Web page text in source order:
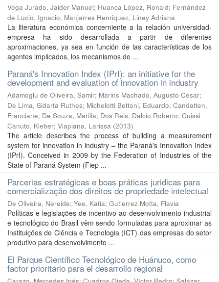
Vega Jurado, Jaider Manuel; Huanca López, Ronald; Fernández
de Lucio, Ignacio; Manjarres Henriquez, Liney Adriana
La literatura económica concerniente a la relación universidad-
empresa ha sido desarrollada a partir de diferentes
aproximaciones, ya sea en función de las características de los
agentes implicados, los mecanismos de ...
Paraná's Innovation Index (IPrI): an initiative for the
development and evaluation of innovation in industry
Adamoglu de Oliveira, Samir; Marins Machado, Augusto Cesar;
De Lima, Sidarta Ruthes; Michelotti Bettoni, Eduardo; Candatten,
Franciane; De Souza, Marilia; Dos Reis, Dalcio Roberto; Cuissi
Canuto, Kleber; Viapiana, Larissa (2013)
The article describes the process of building a measurement
system for innovation in industry – the Paraná's Innovation Index
(IPrI). Conceived in 2009 by the Federation of Industries of the
State of Paraná System (Fiep ...
Parcerias estratégicas e boas práticas juridicas para
comercialização dos direitos de propriedade intelectual
De Oliveira, Nereide; Yee, Katia; Gutierrez Motta, Flavia
Políticas e legislações de incentivo ao desenvolvimento industrial
e tecnológico do Brasil vêm sendo formuladas para aproximar as
Instituições de Ciência e Tecnologia (ICT) das empresas do setor
produtivo para desenvolvimento ...
El Parque Científico Tecnológico de Huánuco, como
factor prioritario para el desarrollo regional